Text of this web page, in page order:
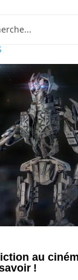
au
!